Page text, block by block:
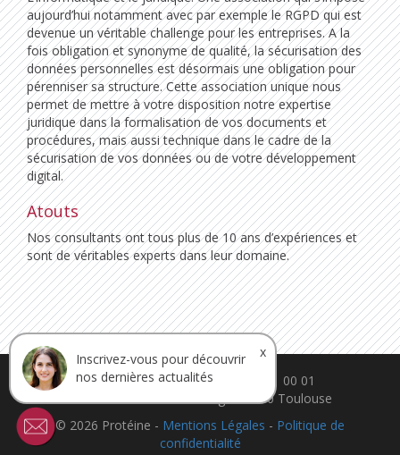
aujourd’hui notamment avec par exemple le RGPD qui est
devenue un véritable challenge pour les entreprises. A la
fois obligation et synonyme de qualité, la sécurisation des
données personnelles est désormais une obligation pour
pérenniser sa structure. Cette association unique nous
permet de mettre à votre disposition notre expertise
juridique dans la formalisation de vos documents et
procédures, mais aussi technique dans le cadre de la
sécurisation de vos données ou de votre développement
digital.
Atouts
Nos consultants ont tous plus de 10 ans d’expériences et
sont de véritables experts dans leur domaine.
contact@ca-proteine.fr - 05 61 11 00 01
30 rue Théron de Montaugé. 31200 Toulouse
© 2026 Protéine - Mentions Légales - Politique de
confidentialité
Inscrivez-vous pour découvrir
nos dernières actualités
x